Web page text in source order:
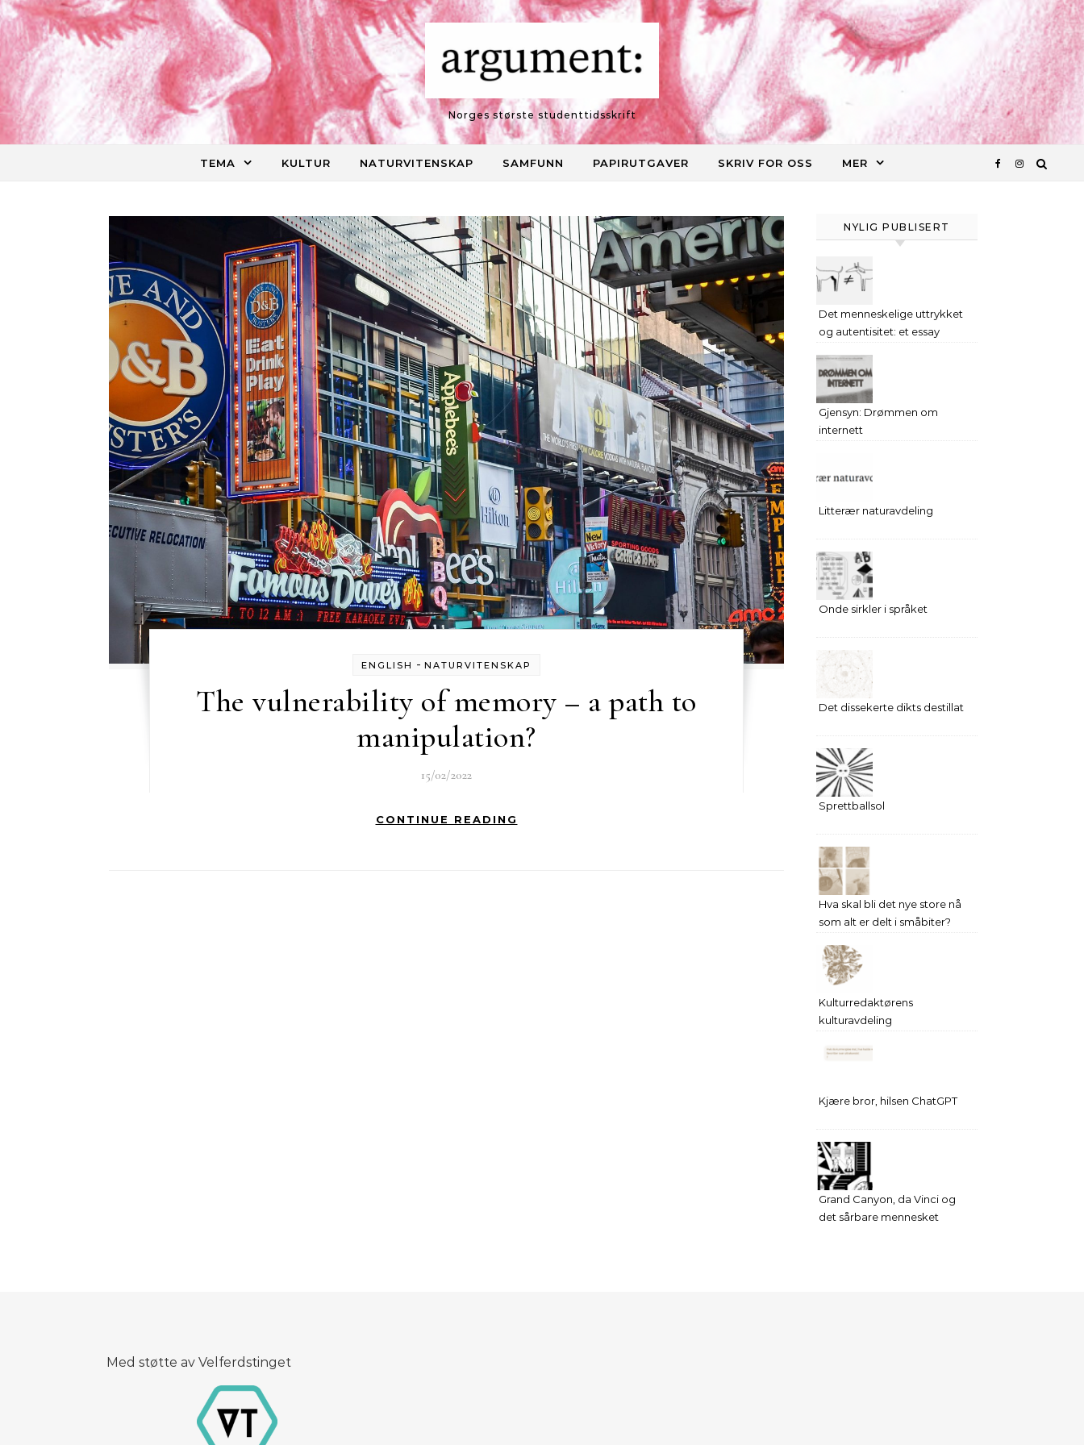
Skip to content
Norges største studenttidsskrift
TEMA KULTUR NATURVITENSKAP SAMFUNN PAPIRUTGAVER SKRIV FOR OSS MER
ENGLISH - NATURVITENSKAP
The vulnerability of memory – a path to
manipulation?
15/02/2022
CONTINUE READING
NYLIG PUBLISERT
Det menneskelige uttrykket
og autentisitet: et essay
Gjensyn: Drømmen om
internett
Litterær naturavdeling
Onde sirkler i språket
Det dissekerte dikts destillat
Sprettballsol
Hva skal bli det nye store nå
som alt er delt i småbiter?
Kulturredaktørens
kulturavdeling
Kjære bror, hilsen ChatGPT
Grand Canyon, da Vinci og
det sårbare mennesket
Med støtte av Velferdstinget